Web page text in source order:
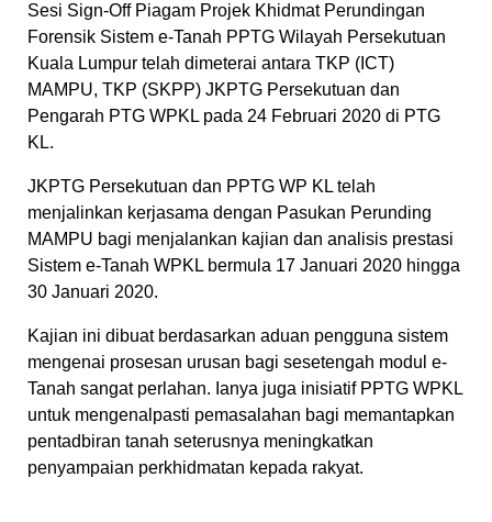
Sesi Sign-Off Piagam Projek Khidmat Perundingan
Forensik Sistem e-Tanah PPTG Wilayah Persekutuan
Kuala Lumpur telah dimeterai antara TKP (ICT)
MAMPU, TKP (SKPP) JKPTG Persekutuan dan
Pengarah PTG WPKL pada 24 Februari 2020 di PTG
KL.
JKPTG Persekutuan dan PPTG WP KL telah
menjalinkan kerjasama dengan Pasukan Perunding
MAMPU bagi menjalankan kajian dan analisis prestasi
Sistem e-Tanah WPKL bermula 17 Januari 2020 hingga
30 Januari 2020.
Kajian ini dibuat berdasarkan aduan pengguna sistem
mengenai prosesan urusan bagi sesetengah modul e-
Tanah sangat perlahan. Ianya juga inisiatif PPTG WPKL
untuk mengenalpasti pemasalahan bagi memantapkan
pentadbiran tanah seterusnya meningkatkan
penyampaian perkhidmatan kepada rakyat.